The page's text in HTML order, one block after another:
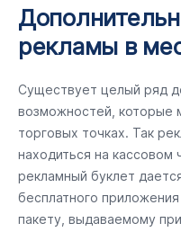
рекламы в
Существует целый ряд
возможностей, которые
торговых точках. Так
находиться на кассовом
рекламный буклет
бесплатного
пакету, выдаваемому